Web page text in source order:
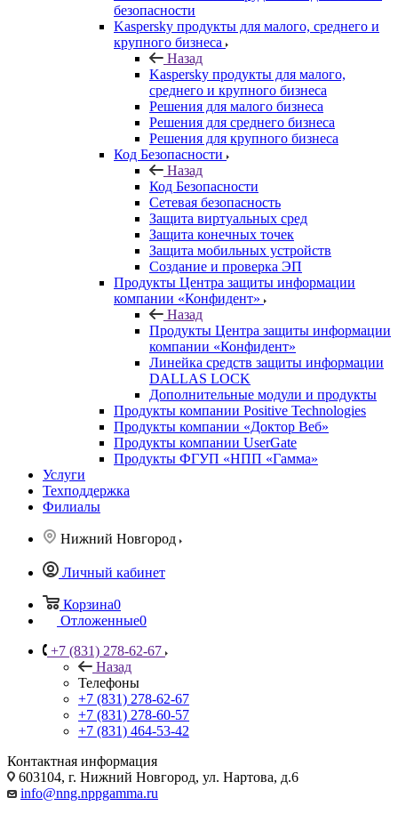
безопасности
Kaspersky продукты для малого, среднего и
крупного бизнеса
Назад
Kaspersky продукты для малого,
среднего и крупного бизнеса
Решения для малого бизнеса
Решения для среднего бизнеса
Решения для крупного бизнеса
Код Безопасности
Назад
Код Безопасности
Сетевая безопасность
Защита виртуальных сред
Защита конечных точек
Защита мобильных устройств
Создание и проверка ЭП
Продукты Центра защиты информации
компании «Конфидент»
Назад
Продукты Центра защиты информации
компании «Конфидент»
Линейка средств защиты информации
DALLAS LOCK
Дополнительные модули и продукты
Продукты компании Positive Technologies
Продукты компании «Доктор Веб»
Продукты компании UserGate
Продукты ФГУП «НПП «Гамма»
Услуги
Техподдержка
Филиалы
Нижний Новгород
Личный кабинет
Корзина0
Отложенные0
+7 (831) 278-62-67
Назад
Телефоны
+7 (831) 278-62-67
+7 (831) 278-60-57
+7 (831) 464-53-42
Контактная информация
603104, г. Нижний Новгород, ул. Нартова, д.6
info@nng.nppgamma.ru